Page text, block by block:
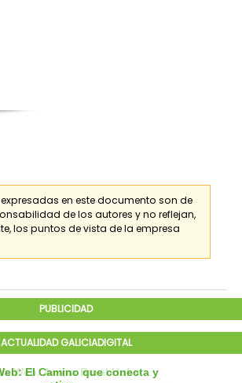
en este documento son de
de los autores y no reflejan,
los puntos de vista de la empresa
PUBLICIDAD
ACTUALIDAD GALICIADIGITAL